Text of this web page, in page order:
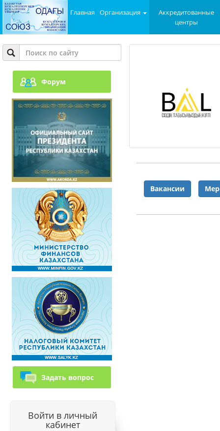
Главная Организация
Аккредитованные
центры
Форум
Задать вопрос
Войти в личный
кабинет
Вакансии